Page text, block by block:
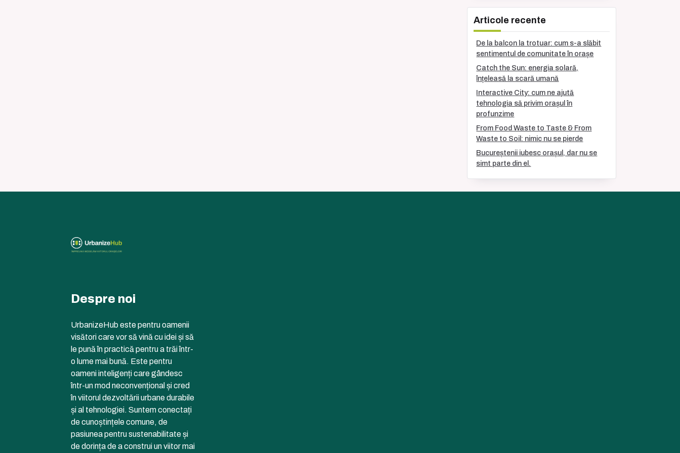
Articole recente
De la balcon la trotuar: cum s-a slăbit
sentimentul de comunitate în orașe
Catch the Sun: energia solară,
înțeleasă la scară umană
Interactive City: cum ne ajută
tehnologia să privim orașul în
profunzime
From Food Waste to Taste & From
Waste to Soil: nimic nu se pierde
Bucureștenii iubesc orașul, dar nu se
simt parte din el.
Despre noi
UrbanizeHub este pentru oamenii
visători care vor să vină cu idei și să
le pună în practică pentru a trăi într-
o lume mai bună. Este pentru
oameni inteligenți care gândesc
într-un mod neconvențional și cred
în viitorul dezvoltării urbane durabile
și al tehnologiei. Suntem conectați
de cunoștințele comune, de
pasiunea pentru sustenabilitate și
de dorința de a construi un viitor mai